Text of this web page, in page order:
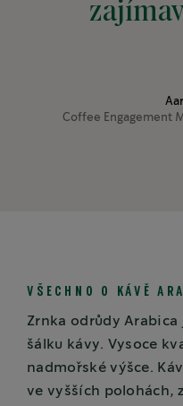
Coffee Engagement
VŠECHNO O KÁVĚ
Zrnka odrůdy Arabica
šálku kávy. Vysoce
nadmořské výšce.
ve vyšších polohách,